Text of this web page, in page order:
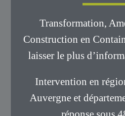
Transformation,
Construction en
laisser le plus
Intervention en
Auvergne et